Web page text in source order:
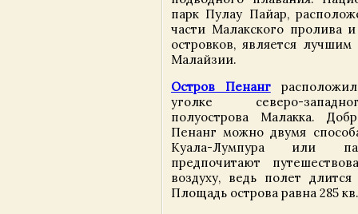
парк Пулау Пайар,
части Малакского пролива
островков, является
Малайзии.
Остров Пенанг
уголке северо-
полуострова Малакка.
Пенанг можно двумя
Куала-Лумпура или
предпочитают
воздуху, ведь полет
Площадь острова равна 285